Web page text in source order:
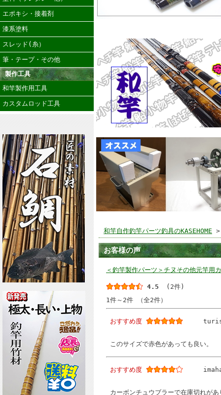
エポキシ・接着剤
漆系塗料
スレッド(糸）
筆・テープ・その他
製作工具
和竿製作用工具
カスタムロッド工具
和竿自作釣竿パーツ釣具のKASEHOME >
お客様の声
＜釣竿製作パーツ＞チヌその他元竿
4.5
(2件)
1件～2件 （全2件）
おすすめ度
このサイズで赤色があっても良い。
おすすめ度
カーボンチュウブラーで在庫切れがあ